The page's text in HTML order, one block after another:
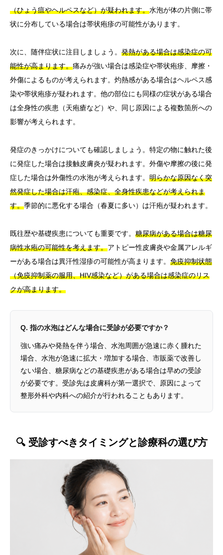
（ひょう疽やヘルペスなど）が疑われます。水泡が体の片側に帯
状に分布している場合は帯状疱疹の可能性があります。
次に、随伴症状に注目しましょう。 発熱がある場合は感染症の可
能性が高まります。痛みが強い場合は感染症や帯状疱疹、摩擦・
外傷によるものが考えられます。灼熱感がある場合はヘルペス感
染や帯状疱疹が疑われます。他の部位にも同様の症状がある場合
は全身性の疾患（天疱瘡など）や、同じ原因による複数箇所への
影響が考えられます。
発症のきっかけについても確認しましょう。特定の物に触れた後
に発症した場合は接触皮膚炎が疑われます。外傷や摩擦の後に発
症した場合は外傷性の水泡が考えられます。 明らかな原因なく突
然発症した場合は汗疱、感染症、全身性疾患などが考えられま
す。季節的に悪化する場合（春夏に多い）は汗疱が疑われます。
既往歴や基礎疾患についても重要です。 糖尿病がある場合は糖尿
病性水疱の可能性を考えます。アトピー性皮膚炎や金属アレルギ
ーがある場合は異汗性湿疹の可能性が高まります。 免疫抑制状態
（免疫抑制薬の服用、HIV感染など）がある場合は感染症のリス
クが高まります。
Q. 指の水泡はどんな場合に受診が必要ですか？
強い痛みや発熱を伴う場合、水泡周囲が急速に赤く腫れた
場合、水泡が急速に拡大・増加する場合、市販薬で改善し
ない場合、糖尿病などの基礎疾患がある場合は早めの受診
が必要です。受診先は皮膚科が第一選択で、原因によって
整形外科や内科への紹介が行われることもあります。
🔍 受診すべきタイミングと診療科の選び方